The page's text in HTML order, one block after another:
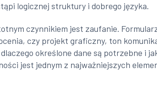
logicznej struktury i dobrego języka.
czynnikiem jest zaufanie.
czy projekt graficzny, ton
określone dane są potrzebne i
jest jednym z najważniejszych